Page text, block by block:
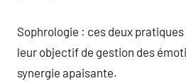
Sophrologie : ces deux
leur objectif de gestion des
synergie apaisante.